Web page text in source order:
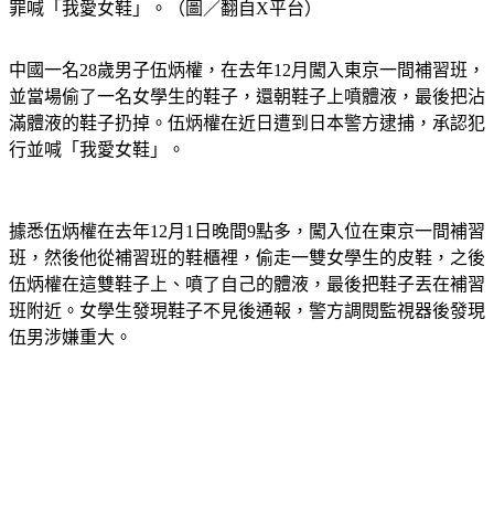
並當場偷了一名女學生的鞋子，還朝鞋子上噴體液，最後把沾
滿體液的鞋子扔掉。伍炳權在近日遭到日本警方逮捕，承認犯
行並喊「我愛女鞋」。
班，然後他從補習班的鞋櫃裡，偷走一雙女學生的皮鞋，之後
伍炳權在這雙鞋子上、噴了自己的體液，最後把鞋子丟在補習
班附近。女學生發現鞋子不見後通報，警方調閱監視器後發現
伍男涉嫌重大。